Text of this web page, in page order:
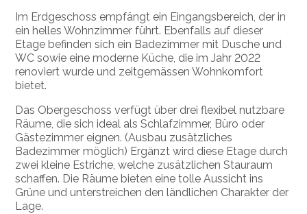
Im Erdgeschoss empfängt ein Eingangsbereich, der in
ein helles Wohnzimmer führt. Ebenfalls auf dieser
Etage befinden sich ein Badezimmer mit Dusche und
WC sowie eine moderne Küche, die im Jahr 2022
renoviert wurde und zeitgemässen Wohnkomfort
bietet.
Das Obergeschoss verfügt über drei flexibel nutzbare
Räume, die sich ideal als Schlafzimmer, Büro oder
Gästezimmer eignen. (Ausbau zusätzliches
Badezimmer möglich) Ergänzt wird diese Etage durch
zwei kleine Estriche, welche zusätzlichen Stauraum
schaffen. Die Räume bieten eine tolle Aussicht ins
Grüne und unterstreichen den ländlichen Charakter der
Lage.